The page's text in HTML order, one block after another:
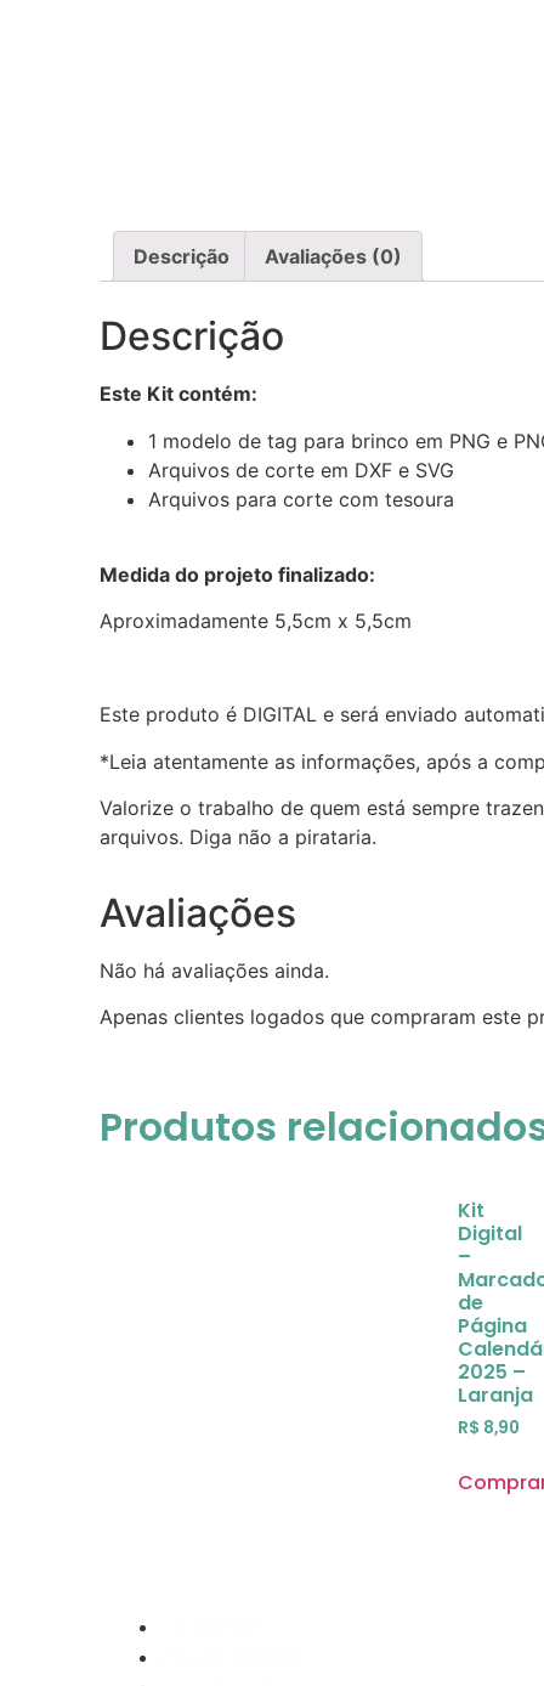
Descrição Avaliações (0)
Descrição
Este Kit contém:
1 modelo de tag para brinco em PNG e
Arquivos de corte em DXF e SVG
Arquivos para corte com tesoura
Medida do projeto finalizado:
Aproximadamente 5,5cm x 5,5cm
Este produto é DIGITAL e será enviado
*Leia atentamente as informações, após a
Valorize o trabalho de quem está sempre
arquivos. Diga não a pirataria.
Avaliações
Não há avaliações ainda.
Apenas clientes logados que compraram este
Produtos
Kit
Digital
–
de
Página
2025 –
Laranja
R$ 8,90